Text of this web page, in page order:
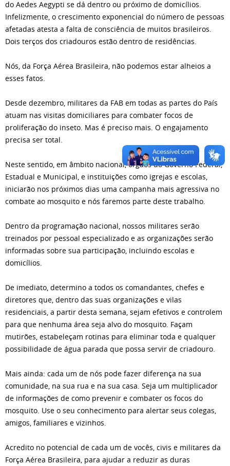
do Aedes Aegypti se dá dentro ou próximo de domicílios.
Infelizmente, o crescimento exponencial do número de pessoas
afetadas atesta a falta de consciência de muitos brasileiros.
Dois terços dos criadouros estão dentro de residências.
Nós, da Força Aérea Brasileira, não podemos estar alheios a
esses fatos.
Desde dezembro, militares da FAB em todas as partes do País
atuam nas visitas domiciliares para combater focos de
proliferação do inseto. Mas é preciso mais. O engajamento
precisa ser total.
Neste sentido, em âmbito nacional, órgãos do Governo Federal,
Estadual e Municipal, e instituições como igrejas e escolas,
iniciarão nos próximos dias uma campanha mais agressiva no
combate ao mosquito e nós faremos parte deste trabalho.
Dentro da programação nacional, nossos militares serão
treinados por pessoal especializado e as organizações serão
informadas sobre sua participação, incluindo escolas e
domicílios.
De imediato, determino a todos os comandantes, chefes e
diretores que, dentro das suas organizações e vilas
residenciais, a partir desta semana, sejam efetivos e controlem
para que nenhuma área seja alvo do mosquito. Façam
mutirões, estabeleçam rotinas para eliminar toda e qualquer
possibilidade de água parada que possa servir de criadouro.
Mais ainda: cada um de nós pode fazer diferença na sua
comunidade, na sua rua e na sua casa. Seja um multiplicador
de informações de como prevenir e combater os focos do
mosquito. Use o seu conhecimento para alertar seus colegas,
amigos, familiares e vizinhos.
Acredito no potencial de cada um de vocês, civis e militares da
Força Aérea Brasileira, para ajudar a reduzir as duras